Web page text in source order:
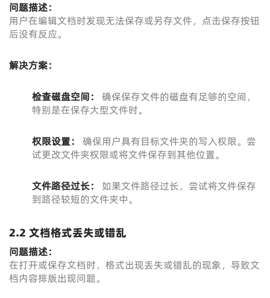
问题描述：
用户在编辑文档时发现无法保存或另存文件，点击保存按钮
后没有反应。
解决方案：
检查磁盘空间：
确保保存文件的磁盘有足够的空间，
特别是在保存大型文件时。
权限设置：
确保用户具有目标文件夹的写入权限。尝
试更改文件夹权限或将文件保存到其他位置。
文件路径过长：
如果文件路径过长，尝试将文件保存
到路径较短的文件夹中。
2.2 文档格式丢失或错乱
问题描述：
在打开或保存文档时，格式出现丢失或错乱的现象，导致文
档内容排版出现问题。